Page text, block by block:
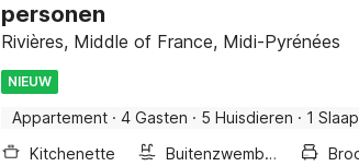
personen
Rivières, Middle of France, Midi-Pyrénées
NIEUW
Appartement · 4 Gasten · 5 Huisdieren · 1
Kitchenette
Buitenzwembad